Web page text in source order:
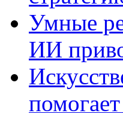
Умные
ИИ